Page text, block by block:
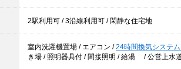
2駅利用可 /3沿線利用可 / 閑静な住宅地
室内洗濯機置場 / エアコン /24時間換気システム
き場 / 照明器具付 / 間接照明 /給湯 /公営上水